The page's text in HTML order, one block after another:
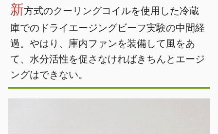
新方式のクーリングコイルを使用した冷蔵
庫でのドライエージングビーフ実験の中間経
過。やはり、庫内ファンを装備して風をあ
て、水分活性を促さなければきちんとエージ
ングはできない。